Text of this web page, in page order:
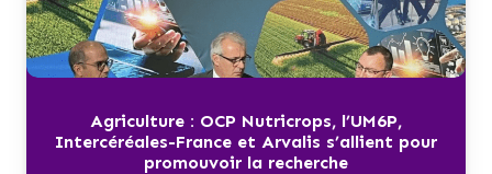
Agriculture : OCP Nutricrops, l’UM6P,
Intercéréales-France et Arvalis s’allient pour
promouvoir la recherche